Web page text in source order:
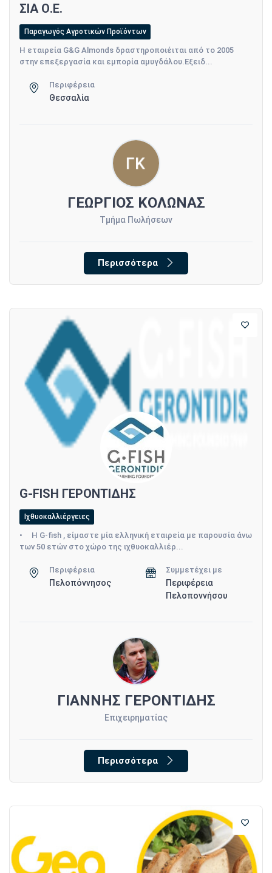
ΣΙΑ Ο.Ε.
Παραγωγός Αγροτικών Προϊόντων
Η εταιρεία G&G Almonds δραστηροποιέιται από το 2005
στην επεξεργασία και εμπορία αμυγδάλου.Εξειδ...
Περιφέρεια
Θεσσαλία
ΓΕΩΡΓΙΟΣ ΚΟΛΩΝΑΣ
Τμήμα Πωλήσεων
Περισσότερα
G-FISH ΓΕΡΟΝΤΙΔΗΣ
Ιχθυοκαλλιέργειες
• Η G-fish , είμαστε μία ελληνική εταιρεία με παρουσία άνω
των 50 ετών στο χώρο της ιχθυοκαλλιέρ...
Περιφέρεια
Πελοπόννησος
Συμμετέχει με
Περιφέρεια
Πελοποννήσου
ΓΙΑΝΝΗΣ ΓΕΡΟΝΤΙΔΗΣ
Επιχειρηματίας
Περισσότερα